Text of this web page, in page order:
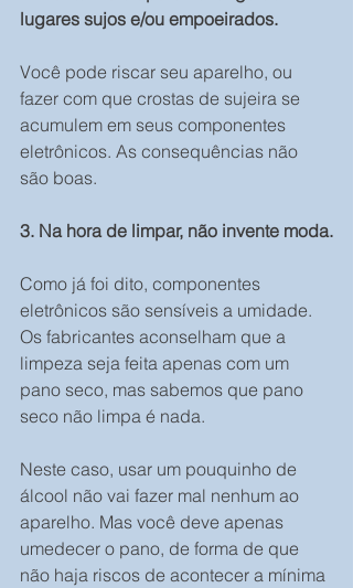
lugares sujos e/ou empoeirados.
Você pode riscar seu aparelho, ou
fazer com que crostas de sujeira se
acumulem em seus componentes
eletrônicos. As consequências não
são boas.
3. Na hora de limpar, não invente moda.
Como já foi dito, componentes
eletrônicos são sensíveis a umidade.
Os fabricantes aconselham que a
limpeza seja feita apenas com um
pano seco, mas sabemos que pano
seco não limpa é nada.
Neste caso, usar um pouquinho de
álcool não vai fazer mal nenhum ao
aparelho. Mas você deve apenas
umedecer o pano, de forma de que
não haja riscos de acontecer a mínima